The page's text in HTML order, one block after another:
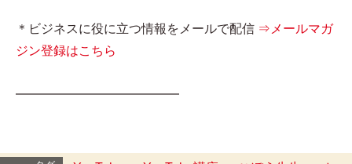
＊ビジネスに役に立つ情報をメールで配信 ⇒メールマガ
ジン登録はこちら
━━━━━━━━━━━━━